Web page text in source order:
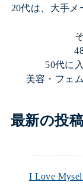
20代は、大手
50代に
美容・フェ
最新の投稿
I Love